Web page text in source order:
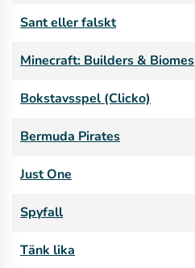
Sant eller falskt
Minecraft: Builders & Biomes
Bokstavsspel (Clicko)
Bermuda Pirates
Just One
Spyfall
Tänk lika